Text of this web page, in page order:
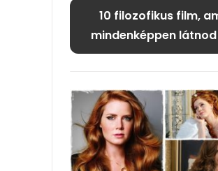
10 filozofikus film,
mindenképpen